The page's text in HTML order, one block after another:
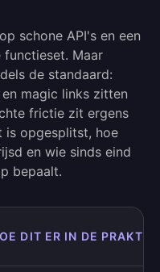
schone API's en een
Maar
de standaard:
magic links zitten
frictie zit ergens
is opgesplitst, hoe
en wie sinds eind
bepaalt.
DIT ER IN DE